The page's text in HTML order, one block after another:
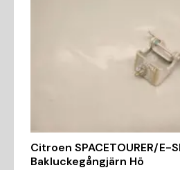
Citroen SPACETOURER/E-
Bakluckegångjärn Hö